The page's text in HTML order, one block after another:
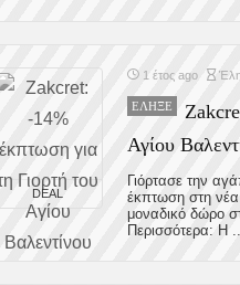
DEAL
1 έτος ago
ΈΛΗΞΕ
Αγίου
Γιόρτασε την
έκπτωση στη
μοναδικό δώρο
Περισσότερα: Η